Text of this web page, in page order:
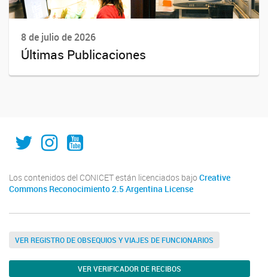
8 de julio de 2026
Últimas Publicaciones
IAL_CONICET
ial.conicet.unl
ialcomunica
Los contenidos del CONICET están licenciados bajo Creative
Commons Reconocimiento 2.5 Argentina License
VER REGISTRO DE OBSEQUIOS Y VIAJES DE FUNCIONARIOS
VER VERIFICADOR DE RECIBOS